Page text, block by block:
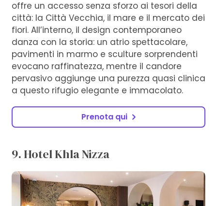
offre un accesso senza sforzo ai tesori della
città: la Città Vecchia, il mare e il mercato dei
fiori. All’interno, il design contemporaneo
danza con la storia: un atrio spettacolare,
pavimenti in marmo e sculture sorprendenti
evocano raffinatezza, mentre il candore
pervasivo aggiunge una purezza quasi clinica
a questo rifugio elegante e immacolato.
Prenota qui
9. Hotel Khla Nizza